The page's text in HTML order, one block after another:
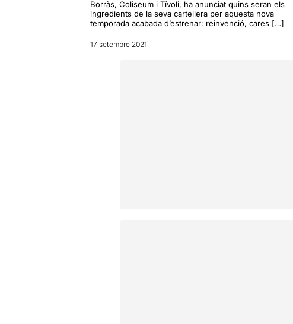
Borràs, Coliseum i Tívoli, ha anunciat quins seran els
ingredients de la seva cartellera per aquesta nova
temporada acabada d’estrenar: reinvenció, cares […]
17 setembre 2021